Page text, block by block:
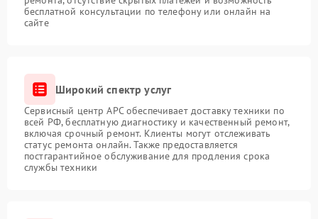
бесплатной консультации по телефону или онлайн на
сайте
Широкий спектр услуг
Сервисный центр APC обеспечивает доставку техники по
всей РФ, бесплатную диагностику и качественный ремонт,
включая срочный ремонт. Клиенты могут отслеживать
статус ремонта онлайн. Также предоставляется
постгарантийное обслуживание для продления срока
службы техники